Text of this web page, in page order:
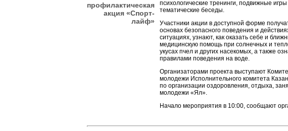
профилактическая
акция «Спорт-
лайф»
психологические тренинги, подвижные
тематические беседы.
Участники акции в доступной форме
основах безопасного поведения и
ситуациях, узнают, как оказать себе и
медицинскую помощь при солнечных и
укусах пчел и других насекомых, а также
правилами поведения на воде.
Организаторами проекта выступают
молодежи Исполнительного комитета
по организации оздоровления, отдыха,
молодежи «Ял».
Начало мероприятия в 10:00, сообщают